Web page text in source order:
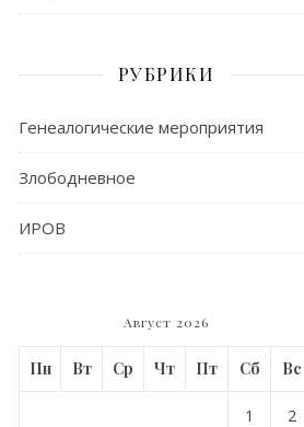
РУБРИКИ
Генеалогические мероприятия
Злободневное
ИРОВ
Август 2026
Пн Вт Ср Чт Пт Сб Вс
1 2